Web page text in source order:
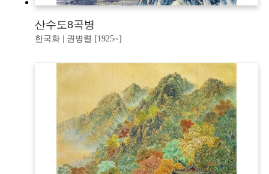
산수도8곡병
한국화 | 권병렬 [1925~]